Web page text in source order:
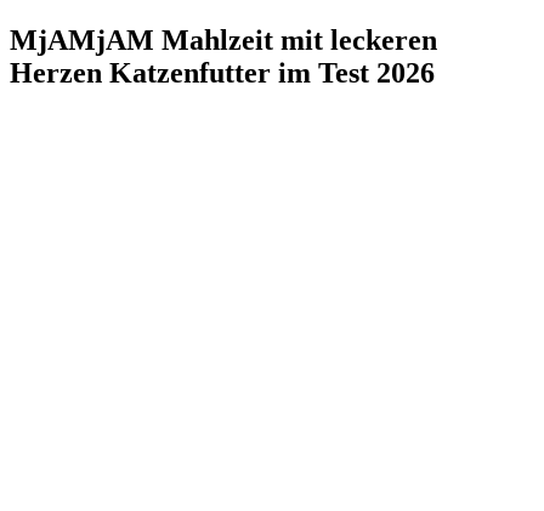
MjAMjAM Mahlzeit mit leckeren
Herzen Katzenfutter im Test 2026